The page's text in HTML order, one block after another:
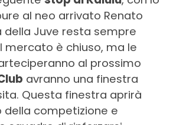
al neo arrivato Renato
della Juve resta sempre
mercato è chiuso, ma le
al prossimo
avranno una finestra
Questa finestra aprirà
della competizione e